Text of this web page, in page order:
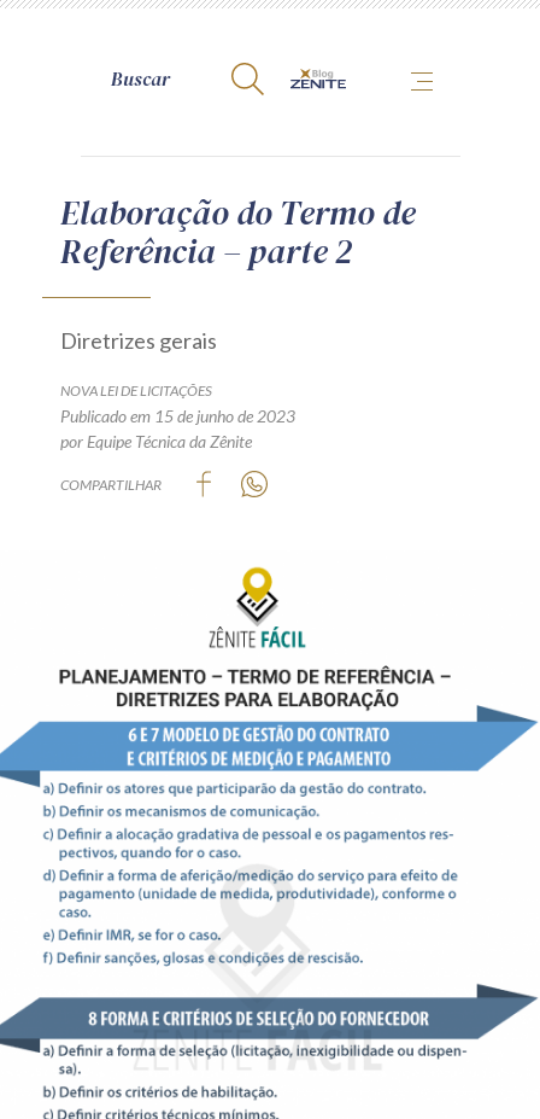
A Zênite
Como publicar conosco
Política de Privacidade
Guia de Direitos dos Titulares de Dados
Encarregado (contato)
Produtos e serviços
Zênite Fácil IA
Zênite Play
Orientação por Escrito
Mentoria Zênite
Capacitação
Zênite Online
Eventos presenciais
Zênite in Company
Diferenciais
Receba por RSS
Elaboração do Termo de
Referência – parte 2
Diretrizes gerais
NOVA LEI DE LICITAÇÕES
Publicado em 15 de junho de 2023
por Equipe Técnica da Zênite
COMPARTILHAR